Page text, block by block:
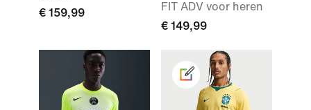
€ 159,99
FIT ADV voor heren
€ 149,99